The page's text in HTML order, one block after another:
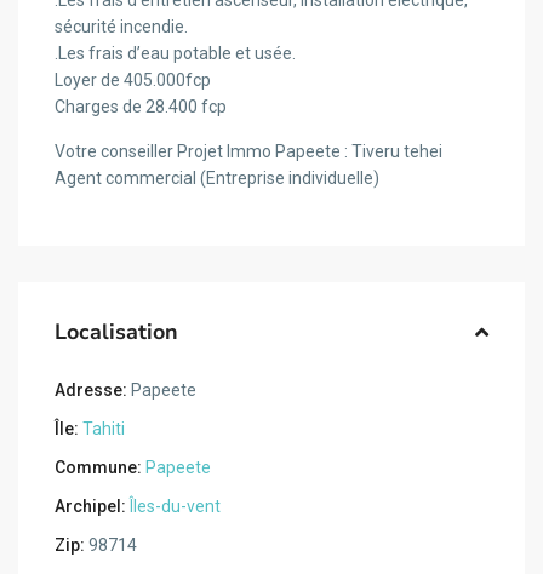
sécurité incendie.
.Les frais d’eau potable et usée.
Loyer de 405.000fcp
Charges de 28.400 fcp
Votre conseiller Projet Immo Papeete : Tiveru tehei
Agent commercial (Entreprise individuelle)
Localisation
Adresse: Papeete
Île: Tahiti
Commune: Papeete
Archipel:
Îles-du-vent
Zip: 98714